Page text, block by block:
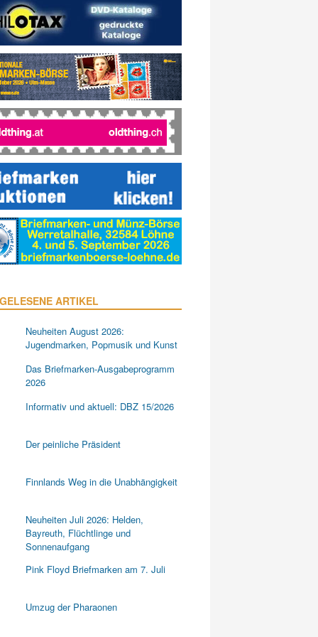
ARTIKEL
Neuheiten August 2026:
Jugendmarken, Popmusik und Kunst
Das Briefmarken-Ausgabeprogramm
2026
Informativ und aktuell: DBZ 15/2026
Der peinliche Präsident
Finnlands Weg in die Unabhängigkeit
Neuheiten Juli 2026: Helden,
Bayreuth, Flüchtlinge und
Sonnenaufgang
Pink Floyd Briefmarken am 7. Juli
Umzug der Pharaonen